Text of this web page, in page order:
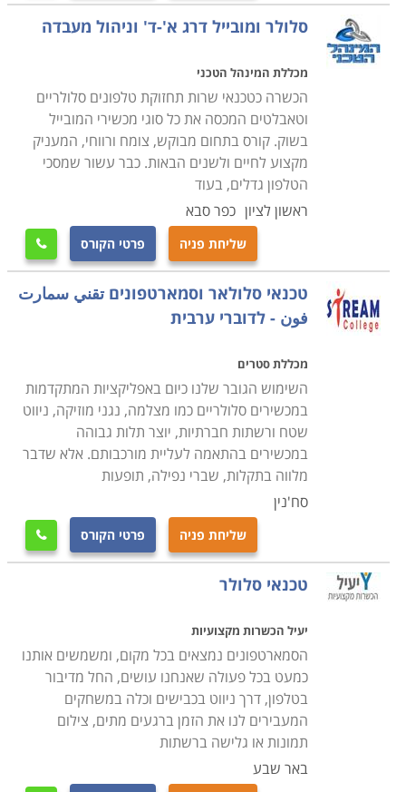
סלולר ומובייל דרג א'-ד' וניהול מעבדה
מכללת המינהל הטכני
הכשרה כטכנאי שרות תחזוקת טלפונים סלולריים
וטאבלטים המכסה את כל סוגי מכשירי המובייל
בשוק. קורס בתחום מבוקש, צומח ורווחי, המעניק
מקצוע לחיים ולשנים הבאות. כבר עשור שמסכי
הטלפון גדלים, בעוד
ראשון לציון כפר סבא
שליחת פניה פרטי הקורס 
טכנאי סלולאר וסמארטפונים تقني سمارت
فون - לדוברי ערבית
מכללת סטרים
השימוש הגובר שלנו כיום באפליקציות המתקדמות
במכשירים סלולריים כמו מצלמה, נגני מוזיקה, ניווט
שטח ורשתות חברתיות, יוצר תלות גבוהה
במכשירים בהתאמה לעליית מורכבותם. אלא שדבר
מלווה בתקלות, שברי נפילה, תופעות
סח'נין
שליחת פניה פרטי הקורס 
טכנאי סלולר
יעיל הכשרות מקצועיות
הסמארטפונים נמצאים בכל מקום, ומשמשים אותנו
כמעט בכל פעולה שאנחנו עושים, החל מדיבור
בטלפון, דרך ניווט בכבישים וכלה במשחקים
המעבירים לנו את הזמן ברגעים מתים, צילום
תמונות או גלישה ברשתות
באר שבע